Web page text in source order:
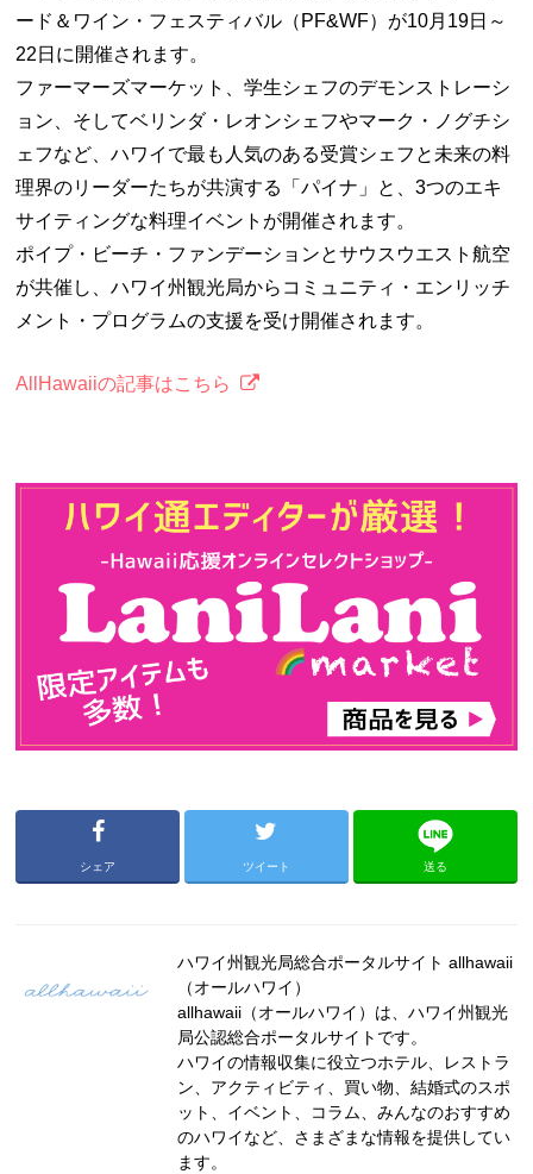
ード＆ワイン・フェスティバル（PF&WF）が10月19日～
22日に開催されます。
ファーマーズマーケット、学生シェフのデモンストレーシ
ョン、そしてベリンダ・レオンシェフやマーク・ノグチシ
ェフなど、ハワイで最も人気のある受賞シェフと未来の料
理界のリーダーたちが共演する「パイナ」と、3つのエキ
サイティングな料理イベントが開催されます。
ポイプ・ビーチ・ファンデーションとサウスウエスト航空
が共催し、ハワイ州観光局からコミュニティ・エンリッチ
メント・プログラムの支援を受け開催されます。
AllHawaiiの記事はこちら
シェア ツイート 送る
ハワイ州観光局総合ポータルサイト allhawaii
（オールハワイ）
allhawaii（オールハワイ）は、ハワイ州観光
局公認総合ポータルサイトです。
ハワイの情報収集に役立つホテル、レストラ
ン、アクティビティ、買い物、結婚式のスポ
ット、イベント、コラム、みんなのおすすめ
のハワイなど、さまざまな情報を提供してい
ます。